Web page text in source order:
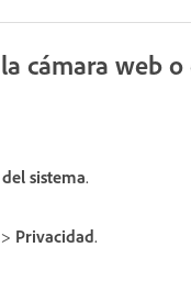
cámara web
sistema.
> Privacidad.